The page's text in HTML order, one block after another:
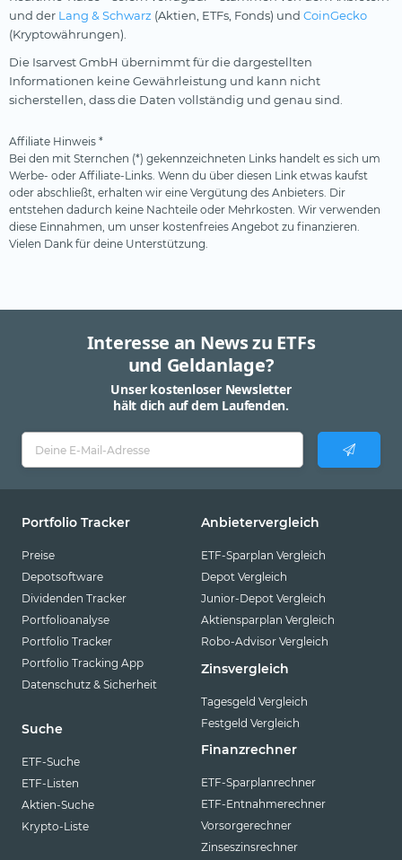
und der Lang & Schwarz (Aktien, ETFs, Fonds) und CoinGecko
(Kryptowährungen).
Die Isarvest GmbH übernimmt für die dargestellten
Informationen keine Gewährleistung und kann nicht
sicherstellen, dass die Daten vollständig und genau sind.
Affiliate Hinweis *
Bei den mit Sternchen (*) gekennzeichneten Links handelt es sich um
Werbe- oder Affiliate-Links. Wenn du über diesen Link etwas kaufst
oder abschließt, erhalten wir eine Vergütung des Anbieters. Dir
entstehen dadurch keine Nachteile oder Mehrkosten. Wir verwenden
diese Einnahmen, um unser kostenfreies Angebot zu finanzieren.
Vielen Dank für deine Unterstützung.
Interesse an News zu ETFs
und Geldanlage?
Unser kostenloser Newsletter
hält dich auf dem Laufenden.
Portfolio Tracker
Preise
Depotsoftware
Dividenden Tracker
Portfolioanalyse
Portfolio Tracker
Portfolio Tracking App
Datenschutz & Sicherheit
Suche
ETF-Suche
ETF-Listen
Aktien-Suche
Krypto-Liste
Anbietervergleich
ETF-Sparplan Vergleich
Depot Vergleich
Junior-Depot Vergleich
Aktiensparplan Vergleich
Robo-Advisor Vergleich
Zinsvergleich
Tagesgeld Vergleich
Festgeld Vergleich
Finanzrechner
ETF-Sparplanrechner
ETF-Entnahmerechner
Vorsorgerechner
Zinseszinsrechner